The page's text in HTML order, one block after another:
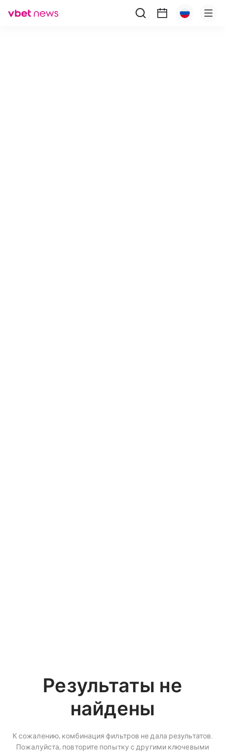
Результаты не
найдены
К сожалению, комбинация фильтров не дала результатов.
Пожалуйста, повторите попытку с другими ключевыми